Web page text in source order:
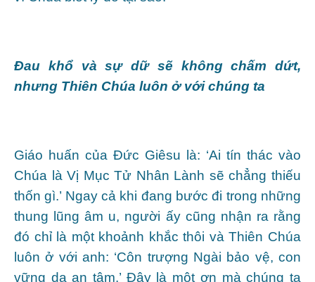
Đau khổ và sự dữ sẽ không chấm dứt,
nhưng Thiên Chúa luôn ở với chúng ta
Giáo huấn của Đức Giêsu là: ‘Ai tín thác vào
Chúa là Vị Mục Tử Nhân Lành sẽ chẳng thiếu
thốn gì.’ Ngay cả khi đang bước đi trong những
thung lũng âm u, người ấy cũng nhận ra rằng
đó chỉ là một khoảnh khắc thôi và Thiên Chúa
luôn ở với anh: ‘Côn trượng Ngài bảo vệ, con
vững dạ an tâm.’ Đây là một ơn mà chúng ta